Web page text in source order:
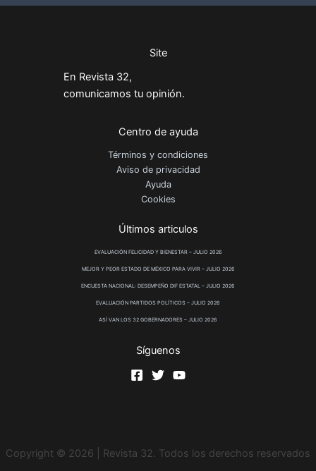
Site
En Revista 32,
comunicamos tu opinión.
Centro de ayuda
Términos y condiciones
Aviso de privacidad
Ayuda
Cookies
Últimos articulos
EVALUACIÓN FELICIDAD Y BIENESTAR – JULIO 2026
MEJOR Y PEOR ESTADO DE MÉXICO PARA VIVIR – JULIO 2026
ENCUESTA NACIONAL: DESEMPEÑO DIF ESTATAL – JULIO 2026
EVALUACIÓN PARTIDOS POLÍTICOS – JULIO 2026
ASÍ VAN LOS 32 GOBERNADORES – JULIO 2026
Síguenos
Copyright © 2026 | Revista 32. Todos los derechos reservados